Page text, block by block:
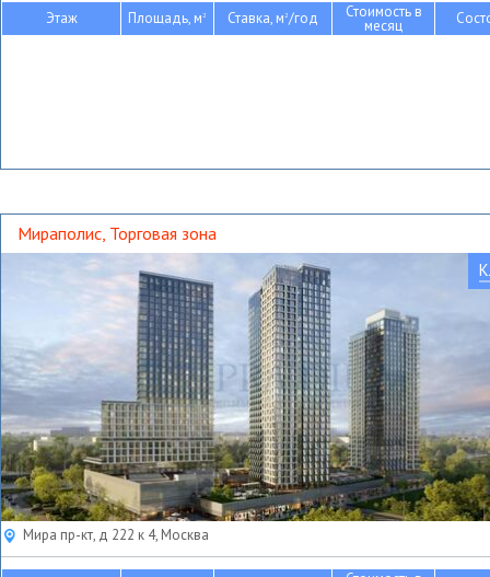
Этаж Площадь, м2 Ставка, м2/год Стоимость в
месяц
Мираполис, Торговая зона
Мира пр-кт, д 222 к 4, Москва